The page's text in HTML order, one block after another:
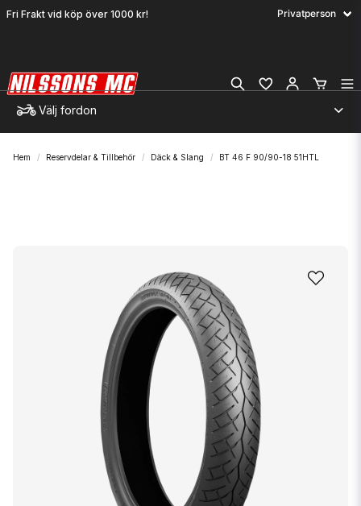
Fri Frakt vid köp över 1000 kr!
Välj fordon
Hem Reservdelar & Tillbehör Däck & Slang BT 46 F 90/90-18 51HTL